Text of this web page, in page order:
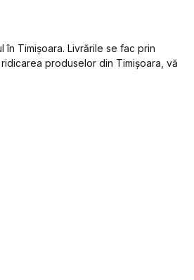
în Timișoara. Livrările se fac prin
produselor din Timișoara, vă